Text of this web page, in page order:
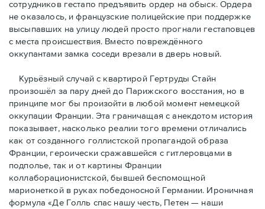
сотрудников гестапо предъявить ордер на обыск. Ордера
не оказалось, и французские полицейские при поддержке
высыпавших на улицу людей просто прогнали гестаповцев
с места происшествия. Вместо повреждённого
оккупантами замка соседи врезали в дверь новый.
Курьёзный случай с квартирой Гертруды Стайн
произошёл за пару дней до Парижского восстания, но в
принципe мог бы произойти в любой момент немецкой
оккупации Франции. Эта граничащая с анекдотом история
показывает, насколько реалии того времени отличались
как от созданного голлистской пропагандой образа
Франции, героически сражавшейся с гитлеровцами в
подполье, так и от картины Франции
коллаборационистской, бывшей беспомощной
марионеткой в руках победоносной Германии. Ироничная
формула «Де Голль спас нашу честь, Петен — наши